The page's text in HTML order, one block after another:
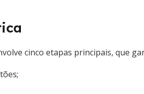
cinco etapas principais, que